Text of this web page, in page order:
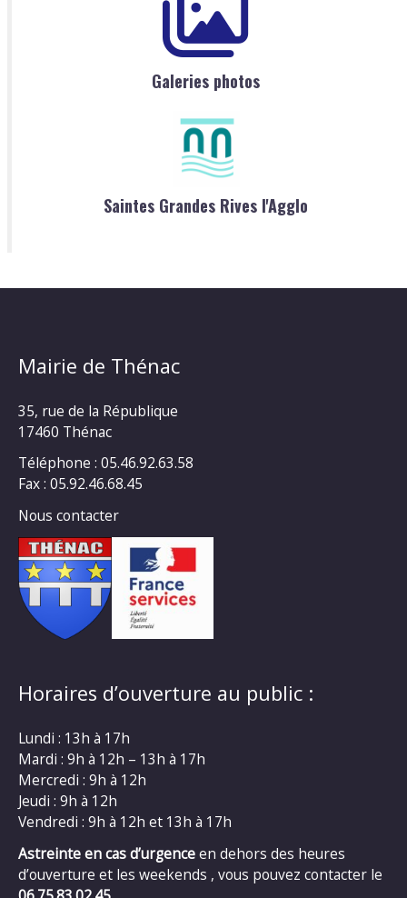
Galeries photos
Saintes Grandes Rives l'Agglo
Mairie de Thénac
35, rue de la République
17460 Thénac
Téléphone : 05.46.92.63.58
Fax : 05.92.46.68.45
Nous contacter
Horaires d’ouverture au public :
Lundi : 13h à 17h
Mardi : 9h à 12h – 13h à 17h
Mercredi : 9h à 12h
Jeudi : 9h à 12h
Vendredi : 9h à 12h et 13h à 17h
Astreinte en cas d’urgenceen dehors des heures
d’ouverture et les weekends , vous pouvez contacter le